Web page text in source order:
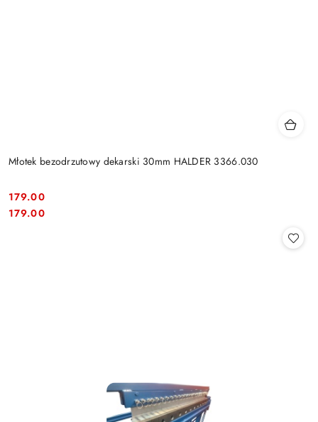
Młotek bezodrzutowy dekarski 30mm HALDER 3366.030
Cena:
179.00
Cena:
179.00